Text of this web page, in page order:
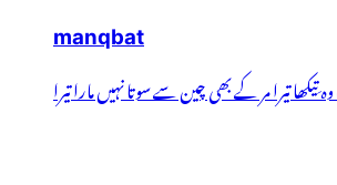
manqbat
تیرا مر کے بھی چین سے سوتا نہیں مارا تیرا